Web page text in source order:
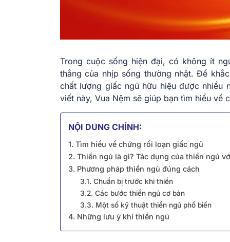
Trong cuộc sống hiện đại, có không ít
thẳng của nhịp sống thường nhật. Để
chất lượng giấc ngủ hữu hiệu được
viết này, Vua Nệm sẽ giúp bạn tìm hiểu về
NỘI DUNG CHÍNH:
1. Tìm hiểu về chứng rối loạn giấc ngủ
2. Thiền ngủ là gì? Tác dụng của thiền ngủ
3. Phương pháp thiền ngủ đúng cách
3.1. Chuẩn bị trước khi thiền
3.2. Các bước thiền ngủ cơ bản
3.3. Một số kỹ thuật thiền ngủ phổ biến
4. Những lưu ý khi thiền ngủ